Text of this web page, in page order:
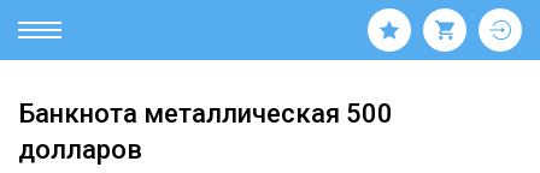
Банкнота металлическая 500
долларов